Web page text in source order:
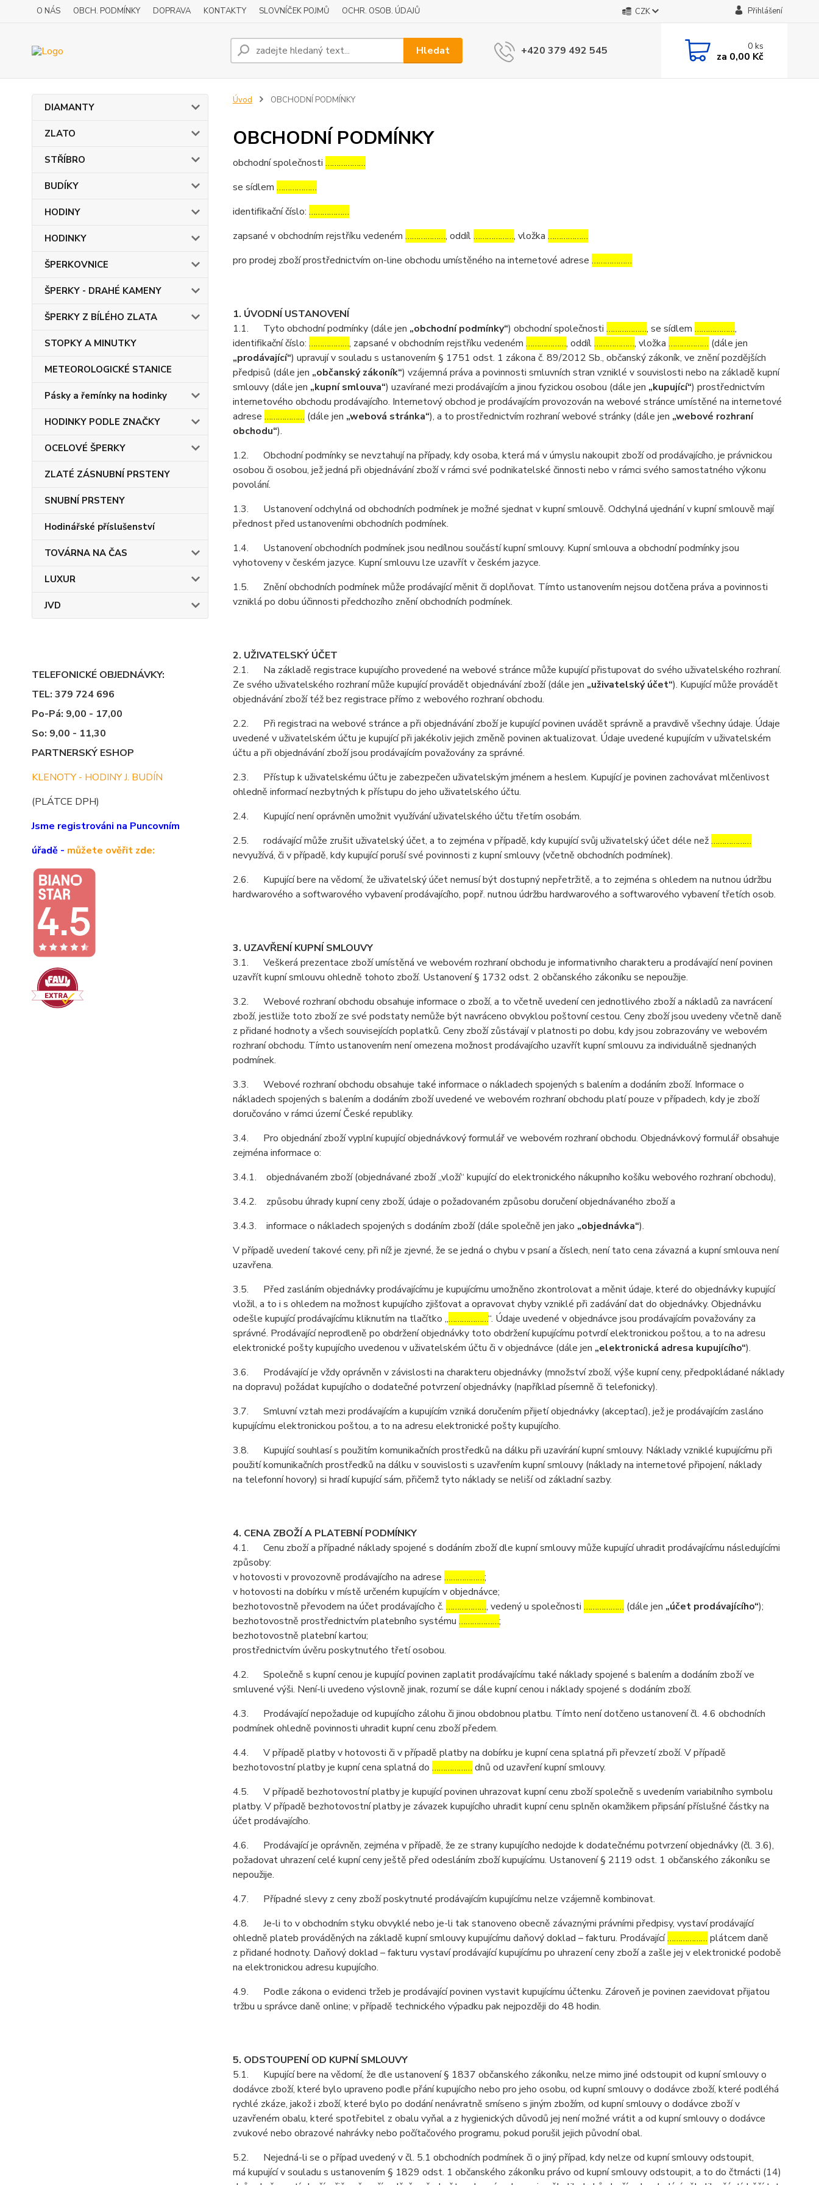
O NÁS OBCH. PODMÍNKY DOPRAVA KONTAKTY SLOVNÍČEK POJMŮ OCHR. OSOB. ÚDAJŮ CZK Přihlášení
Hledat +420 379 492 545 0ks
za 0,00 Kč
DIAMANTY
ZLATO
STŘÍBRO
BUDÍKY
HODINY
HODINKY
ŠPERKOVNICE
ŠPERKY - DRAHÉ KAMENY
ŠPERKY Z BÍLÉHO ZLATA
STOPKY A MINUTKY
METEOROLOGICKÉ STANICE
Pásky a řemínky na hodinky
HODINKY PODLE ZNAČKY
OCELOVÉ ŠPERKY
ZLATÉ ZÁSNUBNÍ PRSTENY
SNUBNÍ PRSTENY
Hodinářské příslušenství
TOVÁRNA NA ČAS
LUXUR
JVD
TELEFONICKÉ OBJEDNÁVKY:
TEL: 379 724 696
Po-Pá: 9,00 - 17,00
So: 9,00 - 11,30
PARTNERSKÝ ESHOP
KLENOTY - HODINY J. BUDÍN
(PLÁTCE DPH)
Jsme registrováni na Puncovním
úřadě - můžete ověřit zde:
Úvod OBCHODNÍ PODMÍNKY
OBCHODNÍ PODMÍNKY
obchodní společnosti ………………
se sídlem ………………
identifikační číslo: ………………
zapsané v obchodním rejstříku vedeném ………………, oddíl………………, vložka ………………
pro prodej zboží prostřednictvím on-line obchodu umístěného na internetové adrese ………………
1. ÚVODNÍ USTANOVENÍ
1.1. Tyto obchodní podmínky (dále jen „obchodní podmínky“) obchodní společnosti ………………, se sídlem ………………,
identifikační číslo: ………………, zapsané v obchodním rejstříku vedeném ………………, oddíl………………, vložka ……………… (dále jen
„prodávající“) upravují v souladu s ustanovením § 1751 odst. 1 zákona č. 89/2012 Sb., občanský zákoník, ve znění pozdějších
předpisů (dále jen „občanský zákoník“) vzájemná práva a povinnosti smluvních stran vzniklé v souvislosti nebo na základě kupní
smlouvy (dále jen „kupní smlouva“) uzavírané mezi prodávajícím a jinou fyzickou osobou (dále jen „kupující“) prostřednictvím
internetového obchodu prodávajícího. Internetový obchod je prodávajícím provozován na webové stránce umístěné na internetové
adrese ……………… (dále jen „webová stránka“), a to prostřednictvím rozhraní webové stránky (dále jen „webové rozhraní
obchodu“).
1.2. Obchodní podmínky se nevztahují na případy, kdy osoba, která má v úmyslu nakoupit zboží od prodávajícího, je právnickou
osobou či osobou, jež jedná při objednávání zboží v rámci své podnikatelské činnosti nebo v rámci svého samostatného výkonu
povolání.
1.3. Ustanovení odchylná od obchodních podmínek je možné sjednat v kupní smlouvě. Odchylná ujednání v kupní smlouvě mají
přednost před ustanoveními obchodních podmínek.
1.4. Ustanovení obchodních podmínek jsou nedílnou součástí kupní smlouvy. Kupní smlouva a obchodní podmínky jsou
vyhotoveny v českém jazyce. Kupní smlouvu lze uzavřít v českém jazyce.
1.5. Znění obchodních podmínek může prodávající měnit či doplňovat. Tímto ustanovením nejsou dotčena práva a povinnosti
vzniklá po dobu účinnosti předchozího znění obchodních podmínek.
2. UŽIVATELSKÝ ÚČET
2.1. Na základě registrace kupujícího provedené na webové stránce může kupující přistupovat do svého uživatelského rozhraní.
Ze svého uživatelského rozhraní může kupující provádět objednávání zboží (dále jen „uživatelský účet“). Kupující může provádět
objednávání zboží též bez registrace přímo z webového rozhraní obchodu.
2.2. Při registraci na webové stránce a při objednávání zboží je kupující povinen uvádět správně a pravdivě všechny údaje. Údaje
uvedené v uživatelském účtu je kupující při jakékoliv jejich změně povinen aktualizovat. Údaje uvedené kupujícím v uživatelském
účtu a při objednávání zboží jsou prodávajícím považovány za správné.
2.3. Přístup k uživatelskému účtu je zabezpečen uživatelským jménem a heslem. Kupující je povinen zachovávat mlčenlivost
ohledně informací nezbytných k přístupu do jeho uživatelského účtu.
2.4. Kupující není oprávněn umožnit využívání uživatelského účtu třetím osobám.
2.5. rodávající může zrušit uživatelský účet, a to zejména v případě, kdy kupující svůj uživatelský účet déle než………………
nevyužívá, či v případě, kdy kupující poruší své povinnosti z kupní smlouvy (včetně obchodních podmínek).
2.6. Kupující bere na vědomí, že uživatelský účet nemusí být dostupný nepřetržitě, a to zejména s ohledem na nutnou údržbu
hardwarového a softwarového vybavení prodávajícího, popř. nutnou údržbu hardwarového a softwarového vybavení třetích osob.
3. UZAVŘENÍ KUPNÍ SMLOUVY
3.1. Veškerá prezentace zboží umístěná ve webovém rozhraní obchodu je informativního charakteru a prodávající není povinen
uzavřít kupní smlouvu ohledně tohoto zboží. Ustanovení § 1732 odst. 2 občanského zákoníku se nepoužije.
3.2. Webové rozhraní obchodu obsahuje informace o zboží, a to včetně uvedení cen jednotlivého zboží a nákladů za navrácení
zboží, jestliže toto zboží ze své podstaty nemůže být navráceno obvyklou poštovní cestou. Ceny zboží jsou uvedeny včetně daně
z přidané hodnoty a všech souvisejících poplatků. Ceny zboží zůstávají v platnosti po dobu, kdy jsou zobrazovány ve webovém
rozhraní obchodu. Tímto ustanovením není omezena možnost prodávajícího uzavřít kupní smlouvu za individuálně sjednaných
podmínek.
3.3. Webové rozhraní obchodu obsahuje také informace o nákladech spojených s balením a dodáním zboží. Informace o
nákladech spojených s balením a dodáním zboží uvedené ve webovém rozhraní obchodu platí pouze v případech, kdy je zboží
doručováno v rámci území České republiky.
3.4. Pro objednání zboží vyplní kupující objednávkový formulář ve webovém rozhraní obchodu. Objednávkový formulář obsahuje
zejména informace o:
3.4.1. objednávaném zboží (objednávané zboží „vloží“ kupující do elektronického nákupního košíku webového rozhraní obchodu),
3.4.2. způsobu úhrady kupní ceny zboží, údaje o požadovaném způsobu doručení objednávaného zboží a
3.4.3. informace o nákladech spojených s dodáním zboží (dále společně jen jako „objednávka“).
V případě uvedení takové ceny, při níž je zjevné, že se jedná o chybu v psaní a číslech, není tato cena závazná a kupní smlouva není
uzavřena.
3.5. Před zasláním objednávky prodávajícímu je kupujícímu umožněno zkontrolovat a měnit údaje, které do objednávky kupující
vložil, a to i s ohledem na možnost kupujícího zjišťovat a opravovat chyby vzniklé při zadávání dat do objednávky. Objednávku
odešle kupující prodávajícímu kliknutím na tlačítko „………………“. Údaje uvedené v objednávce jsou prodávajícím považovány za
správné. Prodávající neprodleně po obdržení objednávky toto obdržení kupujícímu potvrdí elektronickou poštou, a to na adresu
elektronické pošty kupujícího uvedenou v uživatelském účtu či v objednávce (dále jen „elektronická adresa kupujícího“).
3.6. Prodávající je vždy oprávněn v závislosti na charakteru objednávky (množství zboží, výše kupní ceny, předpokládané náklady
na dopravu) požádat kupujícího o dodatečné potvrzení objednávky (například písemně či telefonicky).
3.7. Smluvní vztah mezi prodávajícím a kupujícím vzniká doručením přijetí objednávky (akceptací), jež je prodávajícím zasláno
kupujícímu elektronickou poštou, a to na adresu elektronické pošty kupujícího.
3.8. Kupující souhlasí s použitím komunikačních prostředků na dálku při uzavírání kupní smlouvy. Náklady vzniklé kupujícímu při
použití komunikačních prostředků na dálku v souvislosti s uzavřením kupní smlouvy (náklady na internetové připojení, náklady
na telefonní hovory) si hradí kupující sám, přičemž tyto náklady se neliší od základní sazby.
4. CENA ZBOŽÍ A PLATEBNÍ PODMÍNKY
4.1. Cenu zboží a případné náklady spojené s dodáním zboží dle kupní smlouvy může kupující uhradit prodávajícímu následujícími
způsoby:
v hotovosti v provozovně prodávajícího na adrese ………………;
v hotovosti na dobírku v místě určeném kupujícím v objednávce;
bezhotovostně převodem na účet prodávajícího č. ………………, vedený u společnosti ……………… (dále jen „účet prodávajícího“);
bezhotovostně prostřednictvím platebního systému ………………;
bezhotovostně platební kartou;
prostřednictvím úvěru poskytnutého třetí osobou.
4.2. Společně s kupní cenou je kupující povinen zaplatit prodávajícímu také náklady spojené s balením a dodáním zboží ve
smluvené výši. Není-li uvedeno výslovně jinak, rozumí se dále kupní cenou i náklady spojené s dodáním zboží.
4.3. Prodávající nepožaduje od kupujícího zálohu či jinou obdobnou platbu. Tímto není dotčeno ustanovení čl. 4.6 obchodních
podmínek ohledně povinnosti uhradit kupní cenu zboží předem.
4.4. V případě platby v hotovosti či v případě platby na dobírku je kupní cena splatná při převzetí zboží. V případě
bezhotovostní platby je kupní cena splatná do ……………… dnů od uzavření kupní smlouvy.
4.5. V případě bezhotovostní platby je kupující povinen uhrazovat kupní cenu zboží společně s uvedením variabilního symbolu
platby. V případě bezhotovostní platby je závazek kupujícího uhradit kupní cenu splněn okamžikem připsání příslušné částky na
účet prodávajícího.
4.6. Prodávající je oprávněn, zejména v případě, že ze strany kupujícího nedojde k dodatečnému potvrzení objednávky (čl. 3.6),
požadovat uhrazení celé kupní ceny ještě před odesláním zboží kupujícímu. Ustanovení § 2119 odst. 1 občanského zákoníku se
nepoužije.
4.7. Případné slevy z ceny zboží poskytnuté prodávajícím kupujícímu nelze vzájemně kombinovat.
4.8. Je-li to v obchodním styku obvyklé nebo je-li tak stanoveno obecně závaznými právními předpisy, vystaví prodávající
ohledně plateb prováděných na základě kupní smlouvy kupujícímu daňový doklad – fakturu. Prodávající……………… plátcem daně
z přidané hodnoty. Daňový doklad – fakturu vystaví prodávající kupujícímu po uhrazení ceny zboží a zašle jej v elektronické podobě
na elektronickou adresu kupujícího.
4.9. Podle zákona o evidenci tržeb je prodávající povinen vystavit kupujícímu účtenku. Zároveň je povinen zaevidovat přijatou
tržbu u správce daně online; v případě technického výpadku pak nejpozději do 48 hodin.
5. ODSTOUPENÍ OD KUPNÍ SMLOUVY
5.1. Kupující bere na vědomí, že dle ustanovení § 1837 občanského zákoníku, nelze mimo jiné odstoupit od kupní smlouvy o
dodávce zboží, které bylo upraveno podle přání kupujícího nebo pro jeho osobu, od kupní smlouvy o dodávce zboží, které podléhá
rychlé zkáze, jakož i zboží, které bylo po dodání nenávratně smíseno s jiným zbožím, od kupní smlouvy o dodávce zboží v
uzavřeném obalu, které spotřebitel z obalu vyňal a z hygienických důvodů jej není možné vrátit a od kupní smlouvy o dodávce
zvukové nebo obrazové nahrávky nebo počítačového programu, pokud porušil jejich původní obal.
5.2. Nejedná-li se o případ uvedený v čl. 5.1 obchodních podmínek či o jiný případ, kdy nelze od kupní smlouvy odstoupit,
má kupující v souladu s ustanovením § 1829 odst. 1 občanského zákoníku právo od kupní smlouvy odstoupit, a to do čtrnácti (14)